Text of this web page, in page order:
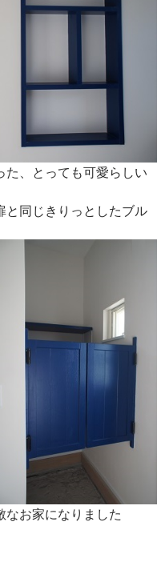
た、とっても可愛らしい
と同じきりっとしたブル
なお家になりました